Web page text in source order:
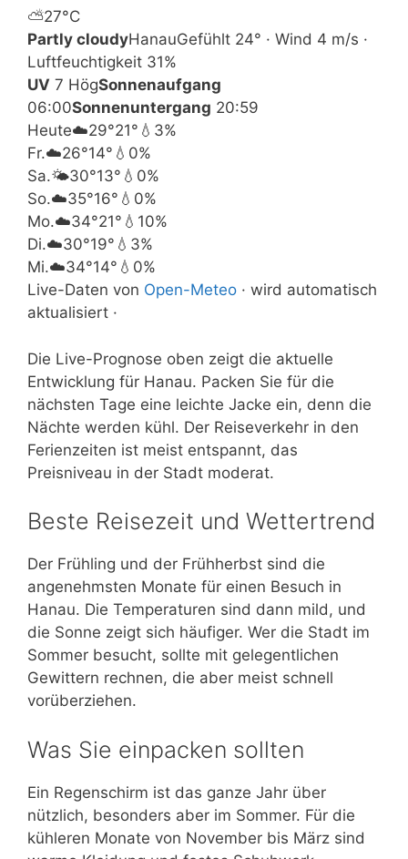
⛅27°C
Partly cloudyHanauGefühlt 24° · Wind 4 m/s ·
Luftfeuchtigkeit 31%
UV 7 HögSonnenaufgang
06:00Sonnenuntergang 20:59
Heute☁️29°21° 💧3%
Fr.☁️26°14° 💧0%
Sa.🌤️30°13° 💧0%
So.☁️35°16° 💧0%
Mo.☁️34°21° 💧10%
Di.☁️30°19° 💧3%
Mi.☁️34°14° 💧0%
Live-Daten von Open-Meteo · wird automatisch
aktualisiert ·
Die Live-Prognose oben zeigt die aktuelle
Entwicklung für Hanau. Packen Sie für die
nächsten Tage eine leichte Jacke ein, denn die
Nächte werden kühl. Der Reiseverkehr in den
Ferienzeiten ist meist entspannt, das
Preisniveau in der Stadt moderat.
Beste Reisezeit und Wettertrend
Der Frühling und der Frühherbst sind die
angenehmsten Monate für einen Besuch in
Hanau. Die Temperaturen sind dann mild, und
die Sonne zeigt sich häufiger. Wer die Stadt im
Sommer besucht, sollte mit gelegentlichen
Gewittern rechnen, die aber meist schnell
vorüberziehen.
Was Sie einpacken sollten
Ein Regenschirm ist das ganze Jahr über
nützlich, besonders aber im Sommer. Für die
kühleren Monate von November bis März sind